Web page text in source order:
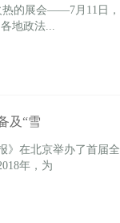
展会——7月11日，
地政法...
及“雪
》在北京举办了首届
年，为